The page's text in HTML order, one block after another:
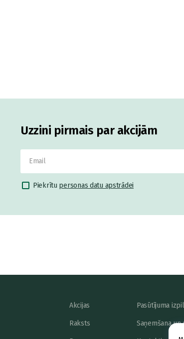
Uzzini pirmais par akcijām
Piekrītu personas datu apstrādei
Akcijas
Raksts
Pasūtījuma
Saņemšana un